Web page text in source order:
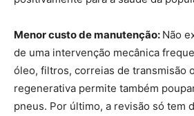
Menor custo de manutenção: Não
de uma intervenção mecânica
óleo, filtros, correias de transmisão
regenerativa permite também
pneus. Por último, a revisão só tem